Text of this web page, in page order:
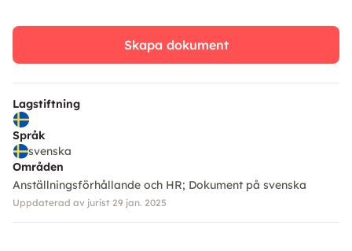
Lagstiftning
Språk
svenska
Områden
Anställningsförhållande och HR Dokument på svenska
Uppdaterad av jurist 29 jan. 2025
Skapa dokument